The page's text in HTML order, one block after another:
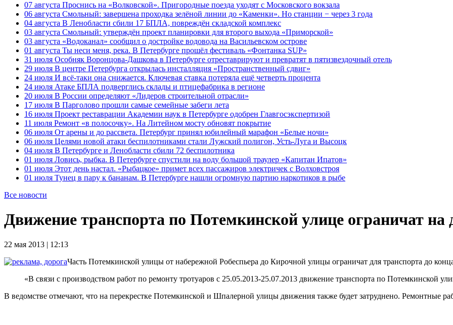
07 августа Проснись на «Волковской». Пригородные поезда уходят с Московского вокзала
06 августа Смольный: завершена проходка зелёной линии до «Каменки». Но станции − через 3 года
04 августа В Ленобласти сбили 17 БПЛА, повреждён складской комплекс
03 августа Смольный: утверждён проект планировки для второго выхода «Приморской»
03 августа «Водоканал» сообщил о достройке водовода на Васильевском острове
01 августа Ты неси меня, река. В Петербурге прошёл фестиваль «Фонтанка SUP»
31 июля Особняк Воронцова-Дашкова в Петербурге отреставрируют и превратят в пятизвездочный отель
29 июля В центре Петербурга открылась инсталляция «Пространственный сдвиг»
24 июля И всё-таки она снижается. Ключевая ставка потеряла ещё четверть процента
24 июля Атаке БПЛА подверглись склады и птицефабрика в регионе
20 июля В России определяют «Лидеров строительной отрасли»
17 июля В Парголово прошли самые семейные забеги лета
16 июля Проект реставрации Академии наук в Петербурге одобрен Главгосэкспертизой
11 июля Ремонт «в полосочку». На Литейном мосту обновят покрытие
06 июля От арены и до рассвета. Петербург принял юбилейный марафон «Белые ночи»
06 июля Целями новой атаки беспилотниками стали Лужский полигон, Усть-Луга и Высоцк
04 июля В Петербурге и Ленобласти сбили 72 беспилотника
01 июля Ловись, рыбка. В Петербурге спустили на воду большой траулер «Капитан Ипатов»
01 июля Этот день настал. «Рыбацкое» примет всех пассажиров электричек с Волховстроя
01 июля Тунец в пару к бананам. В Петербурге нашли огромную партию наркотиков в рыбе
Все новости
Движение транспорта по Потемкинской улице ограничат на
22 мая 2013 | 12:13
Часть Потемкинской улицы от набережной Робеспьера до Кирочной улицы ограничат для транспорта до
«В связи с производством работ по ремонту тротуаров с 25.05.2013-25.07.2013 движение транспорта по Потемкинской
В ведомстве отмечают, что на перекрестке Потемкинской и Шпалерной улицы движения также будет затруднено. Ремонтные